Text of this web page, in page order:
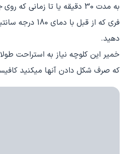
به مدت 30 دقیقه یا تا زمانی که روی
فری که از قبل با
دهید.
خمیر این کلوچه نیاز به استراحت
که صرف شکل دادن آنها میکنید